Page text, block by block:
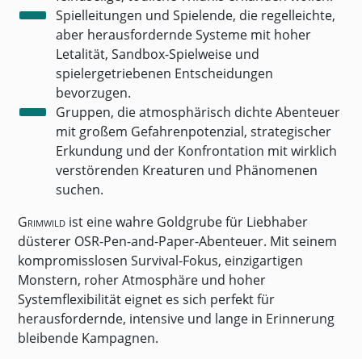
Spielleitungen und Spielende, die regelleichte,
aber herausfordernde Systeme mit hoher
Letalität, Sandbox-Spielweise und
spielergetriebenen Entscheidungen
bevorzugen.
Gruppen, die atmosphärisch dichte Abenteuer
mit großem Gefahrenpotenzial, strategischer
Erkundung und der Konfrontation mit wirklich
verstörenden Kreaturen und Phänomenen
suchen.
Grimwild ist eine wahre Goldgrube für Liebhaber
düsterer OSR-Pen-and-Paper-Abenteuer. Mit seinem
kompromisslosen Survival-Fokus, einzigartigen
Monstern, roher Atmosphäre und hoher
Systemflexibilität eignet es sich perfekt für
herausfordernde, intensive und lange in Erinnerung
bleibende Kampagnen.